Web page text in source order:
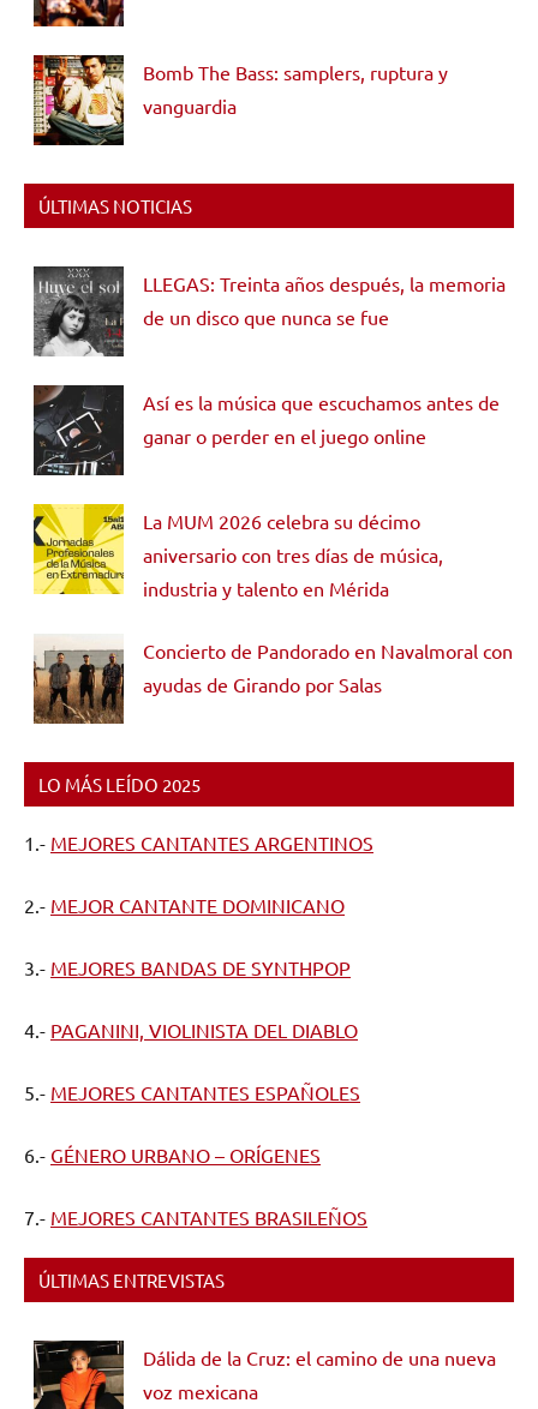
Bomb The Bass: samplers, ruptura y
vanguardia
ÚLTIMAS NOTICIAS
LLEGAS: Treinta años después, la memoria
de un disco que nunca se fue
Así es la música que escuchamos antes de
ganar o perder en el juego online
La MUM 2026 celebra su décimo
aniversario con tres días de música,
industria y talento en Mérida
Concierto de Pandorado en Navalmoral con
ayudas de Girando por Salas
LO MÁS LEÍDO 2025
1.- MEJORES CANTANTES ARGENTINOS
2.- MEJOR CANTANTE DOMINICANO
3.- MEJORES BANDAS DE SYNTHPOP
4.- PAGANINI, VIOLINISTA DEL DIABLO
5.- MEJORES CANTANTES ESPAÑOLES
6.- GÉNERO URBANO – ORÍGENES
7.- MEJORES CANTANTES BRASILEÑOS
ÚLTIMAS ENTREVISTAS
Dálida de la Cruz: el camino de una nueva
voz mexicana